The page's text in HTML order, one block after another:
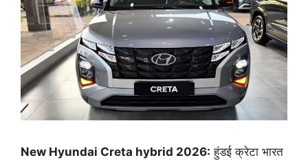
New Hyundai Creta hybrid 2026: हुंडई क्रेटा भारत